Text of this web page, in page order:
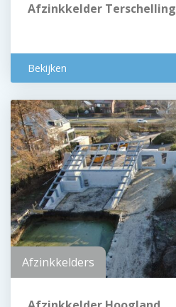
Afzinkkelder Terschelling
Bekijken
Afzinkkelders